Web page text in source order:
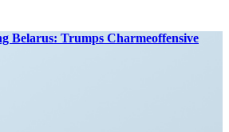
Belarus: Trumps Charme­of­fensive